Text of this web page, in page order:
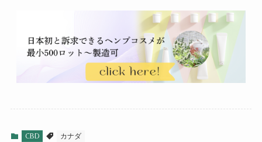
CBD カナダ